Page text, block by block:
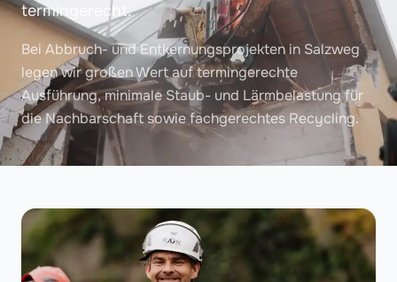
termingerecht.
Bei Abbruch- und Entkernungsprojekten in Salzweg
legen wir großen Wert auf termingerechte
Ausführung, minimale Staub- und Lärmbelastung für
die Nachbarschaft sowie fachgerechtes Recycling.